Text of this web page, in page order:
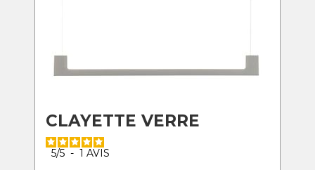
CLAYETTE VERRE
5/5 - 1 AVIS